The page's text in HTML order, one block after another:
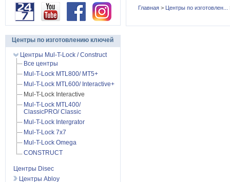
Главная > Центры по изготовлен...
Центры по изготовлению ключей
Центры Mul-T-Lock / Construct
Все центры
Mul-T-Lock MTL800/ MT5+
Mul-T-Lock MTL600/ Interactive+
Mul-T-Lock Interactive
Mul-T-Lock MTL400/
ClassicPRO/ Classic
Mul-T-Lock Intergrator
Mul-T-Lock 7x7
Mul-T-Lock Omega
CONSTRUCT
Центры Disec
Центры Abloy